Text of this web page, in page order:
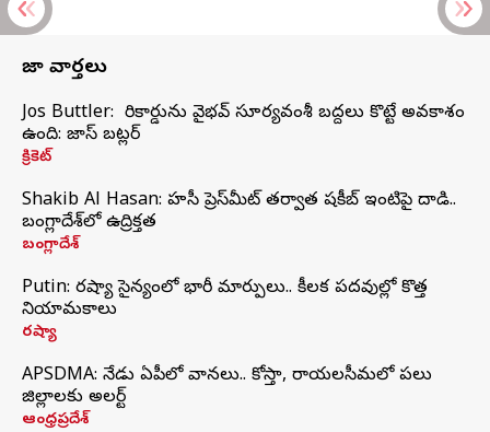
తాజా వార్తలు
Jos Buttler: నా రికార్డును వైభవ్ సూర్యవంశీ బద్దలు కొట్టే అవకాశం
ఉంది: జాస్ బట్లర్
క్రికెట్
Shakib Al Hasan: హసీనా ప్రెస్‌మీట్‌ తర్వాత షకీబ్‌ ఇంటిపై దాడి..
బంగ్లాదేశ్‌లో ఉద్రిక్తత
బంగ్లాదేశ్
Putin: రష్యా సైన్యంలో భారీ మార్పులు.. కీలక పదవుల్లో కొత్త
నియామకాలు
రష్యా
APSDMA: నేడు ఏపీలో వానలు.. కోస్తా, రాయలసీమలో పలు
జిల్లాలకు అలర్ట్
ఆంధ్రప్రదేశ్